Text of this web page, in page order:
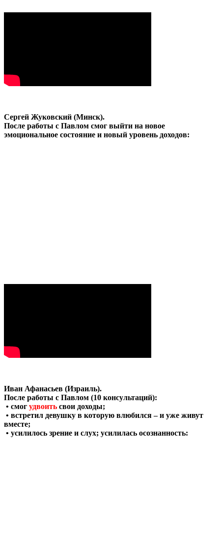
Сергей Жуковский (Минск).
После работы с Павлом смог выйти на новое
эмоциональное состояние и новый уровень доходов:
Иван Афанасьев (Израиль).
После работы с Павлом (10 консультаций):
• смог удвоить свои доходы;
• встретил девушку в которую влюбился – и уже живут
вместе;
• усилилось зрение и слух; усилилась осознанность: